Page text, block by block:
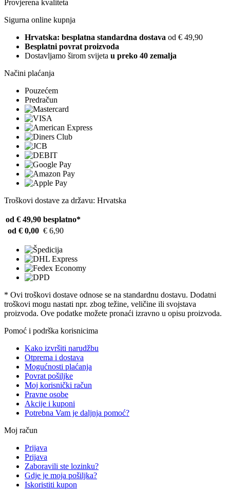
Provjerena kvaliteta
Sigurna online kupnja
Hrvatska: besplatna standardna dostava od € 49,90
Besplatni povrat proizvoda
Dostavljamo širom svijeta u preko 40 zemalja
Načini plaćanja
Pouzećem
Predračun
Troškovi dostave za državu: Hrvatska
od € 49,90 besplatno*
od € 0,00 € 6,90
* Ovi troškovi dostave odnose se na standardnu ​​dostavu. Dodatni
troškovi mogu nastati npr. zbog težine, veličine ili svojstava
proizvoda. Ove podatke možete pronaći izravno u opisu proizvoda.
Pomoć i podrška korisnicima
Kako izvršiti narudžbu
Otprema i dostava
Mogućnosti plaćanja
Povrat pošiljke
Moj korisnički račun
Pravne osobe
Akcije i kuponi
Potrebna Vam je daljnja pomoć?
Moj račun
Prijava
Prijava
Zaboravili ste lozinku?
Gdje je moja pošiljka?
Iskoristiti kupon